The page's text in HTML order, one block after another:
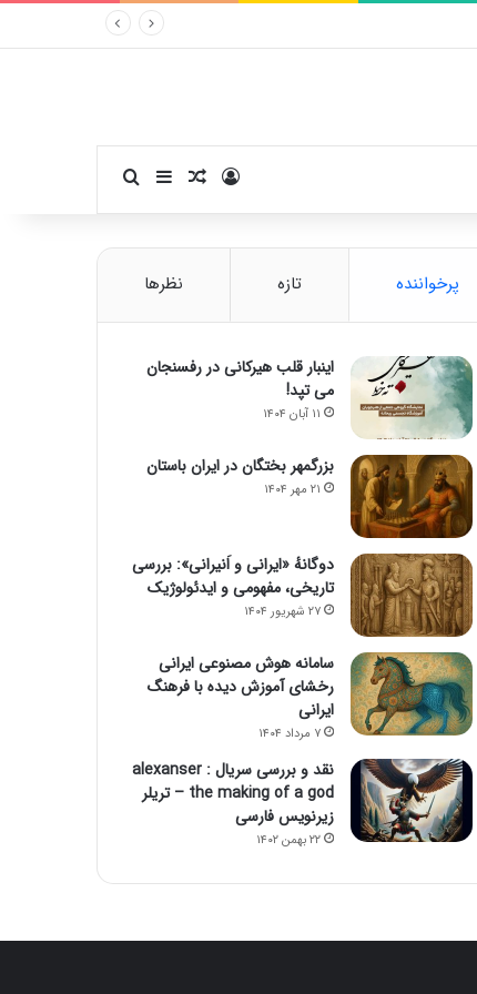
ورودنوشته تصادفی
سایدبارجستجو برای
پرخواننده تازه نظرها
اینبار قلب هیرکانی در رفسنجان
می تپد!
۱۱ آبان ۱۴۰۴
بزرگمهر بختگان در ایران باستان
۲۱ مهر ۱۴۰۴
دوگانهٔ «ایرانی و اَنیرانی»: بررسی
تاریخی، مفهومی و ایدئولوژیک
۲۷ شهریور ۱۴۰۴
سامانه هوش مصنوعی ایرانی
رخشای آموزش دیده با فرهنگ
ایرانی
۷ مرداد ۱۴۰۴
نقد و بررسی سریال alexanser :
the making of a god – تریلر
زیرنویس فارسی
۲۲ بهمن ۱۴۰۲